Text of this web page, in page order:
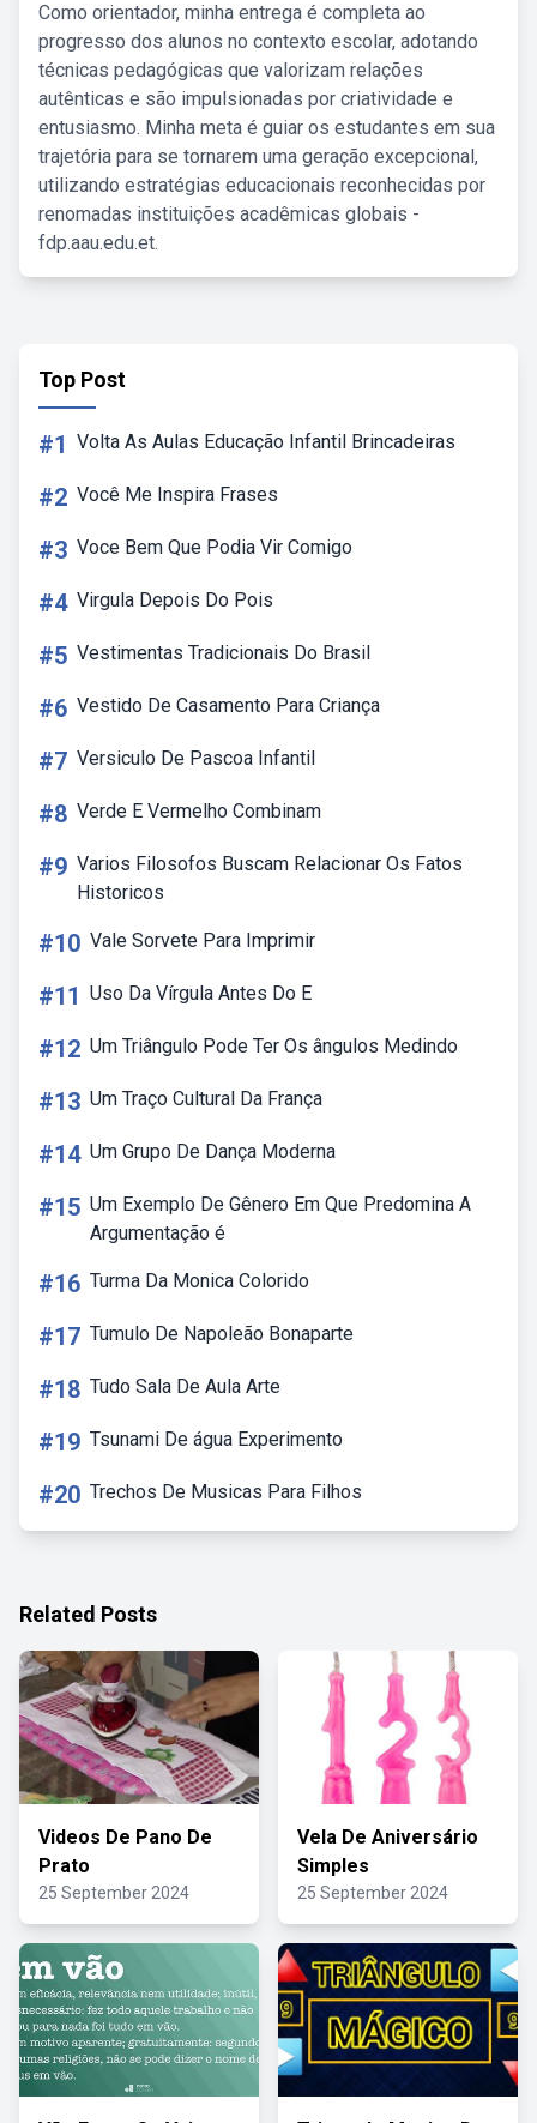
Como orientador, minha entrega é completa ao
progresso dos alunos no contexto escolar, adotando
técnicas pedagógicas que valorizam relações
autênticas e são impulsionadas por criatividade e
entusiasmo. Minha meta é guiar os estudantes em sua
trajetória para se tornarem uma geração excepcional,
utilizando estratégias educacionais reconhecidas por
renomadas instituições acadêmicas globais -
fdp.aau.edu.et.
Top Post
#1 Volta As Aulas Educação Infantil Brincadeiras
#2 Você Me Inspira Frases
#3 Voce Bem Que Podia Vir Comigo
#4 Virgula Depois Do Pois
#5 Vestimentas Tradicionais Do Brasil
#6 Vestido De Casamento Para Criança
#7 Versiculo De Pascoa Infantil
#8 Verde E Vermelho Combinam
#9 Varios Filosofos Buscam Relacionar Os Fatos
Historicos
#10 Vale Sorvete Para Imprimir
#11 Uso Da Vírgula Antes Do E
#12 Um Triângulo Pode Ter Os ângulos Medindo
#13 Um Traço Cultural Da França
#14 Um Grupo De Dança Moderna
#15 Um Exemplo De Gênero Em Que Predomina A
Argumentação é
#16 Turma Da Monica Colorido
#17 Tumulo De Napoleão Bonaparte
#18 Tudo Sala De Aula Arte
#19 Tsunami De água Experimento
#20 Trechos De Musicas Para Filhos
Related Posts
Videos De Pano De
Prato
25 September 2024
Vela De Aniversário
Simples
25 September 2024